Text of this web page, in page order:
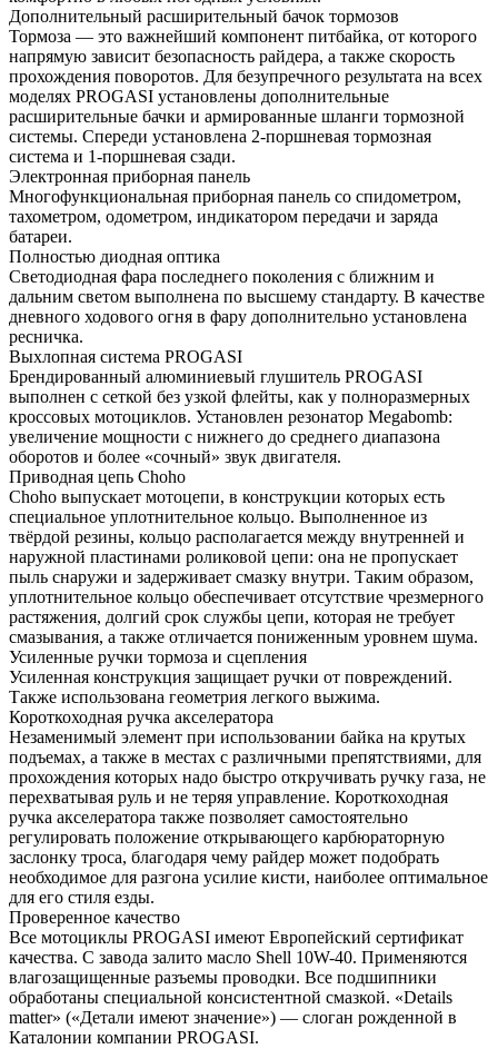
Дополнительный расширительный бачок тормозов
Тормоза — это важнейший компонент питбайка, от которого
напрямую зависит безопасность райдера, а также скорость
прохождения поворотов. Для безупречного результата на всех
моделях PROGASI установлены дополнительные
расширительные бачки и армированные шланги тормозной
системы. Спереди установлена 2-поршневая тормозная
система и 1-поршневая сзади.
Электронная приборная панель
Многофункциональная приборная панель со спидометром,
тахометром, одометром, индикатором передачи и заряда
батареи.
Полностью диодная оптика
Светодиодная фара последнего поколения с ближним и
дальним светом выполнена по высшему стандарту. В качестве
дневного ходового огня в фару дополнительно установлена
ресничка.
Выхлопная система PROGASI
Брендированный алюминиевый глушитель PROGASI
выполнен с сеткой без узкой флейты, как у полноразмерных
кроссовых мотоциклов. Установлен резонатор Megabomb:
увеличение мощности c нижнего до среднего диапазона
оборотов и более «сочный» звук двигателя.
Приводная цепь Choho
Choho выпускает мотоцепи, в конструкции которых есть
специальное уплотнительное кольцо. Выполненное из
твёрдой резины, кольцо располагается между внутренней и
наружной пластинами роликовой цепи: она не пропускает
пыль снаружи и задерживает смазку внутри. Таким образом,
уплотнительное кольцо обеспечивает отсутствие чрезмерного
растяжения, долгий срок службы цепи, которая не требует
смазывания, а также отличается пониженным уровнем шума.
Усиленные ручки тормоза и сцепления
Усиленная конструкция защищает ручки от повреждений.
Также использована геометрия легкого выжима.
Короткоходная ручка акселератора
Незаменимый элемент при использовании байка на крутых
подъемах, а также в местах с различными препятствиями, для
прохождения которых надо быстро откручивать ручку газа, не
перехватывая руль и не теряя управление. Короткоходная
ручка акселератора также позволяет самостоятельно
регулировать положение открывающего карбюраторную
заслонку троса, благодаря чему райдер может подобрать
необходимое для разгона усилие кисти, наиболее оптимальное
для его стиля езды.
Проверенное качество
Все мотоциклы PROGASI имеют Европейский сертификат
качества. С завода залито масло Shell 10W-40. Применяются
влагозащищенные разъемы проводки. Все подшипники
обработаны специальной консистентной смазкой. «Details
matter» («Детали имеют значение») — слоган рожденной в
Каталонии компании PROGASI.